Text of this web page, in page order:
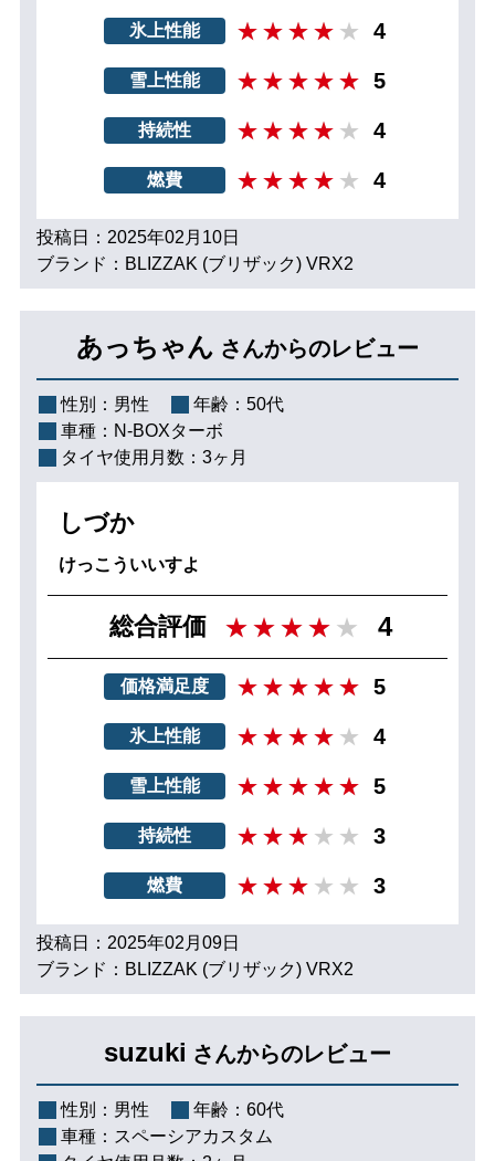
氷上性能 4
雪上性能 5
持続性 4
燃費 4
投稿日：2025年02月10日
ブランド：BLIZZAK (ブリザック) VRX2
あっちゃん さんからのレビュー
性別： 男性 年齢： 50代
車種： N-BOXターボ
タイヤ使用月数： 3ヶ月
しづか
けっこういいすよ
総合評価 4
価格満足度 5
氷上性能 4
雪上性能 5
持続性 3
燃費 3
投稿日：2025年02月09日
ブランド：BLIZZAK (ブリザック) VRX2
suzuki さんからのレビュー
性別： 男性 年齢： 60代
車種： スペーシアカスタム